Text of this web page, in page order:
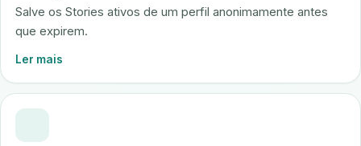
Salve os Stories ativos de um perfil anonimamente antes
que expirem.
Ler mais